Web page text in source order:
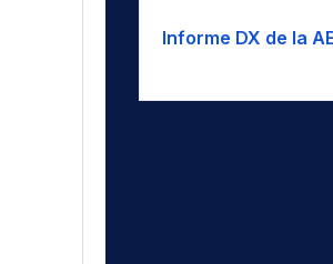
Informe DX de la